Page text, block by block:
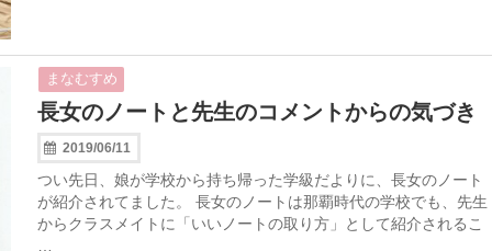
まなむすめ
長女のノートと先生のコメントからの気づき
2019/06/11
つい先日、娘が学校から持ち帰った学級だよりに、長女のノート
が紹介されてました。 長女のノートは那覇時代の学校でも、先生
からクラスメイトに「いいノートの取り方」として紹介されるこ